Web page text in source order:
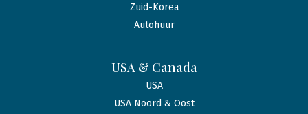
Zuid-Korea
Autohuur
USA & Canada
USA
USA Noord & Oost